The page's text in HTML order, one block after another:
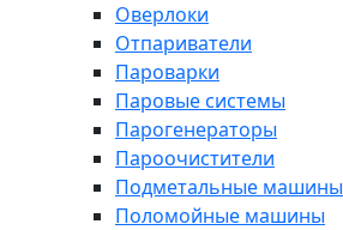
Оверлоки
Отпариватели
Пароварки
Паровые системы
Парогенераторы
Пароочистители
Подметальные машины
Поломойные машины